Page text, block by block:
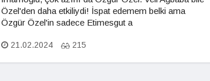
Özel'den daha etkiliydi! İspat edemem belki ama
Özgür Özel'in sadece Etimesgut a
21.02.2024 215